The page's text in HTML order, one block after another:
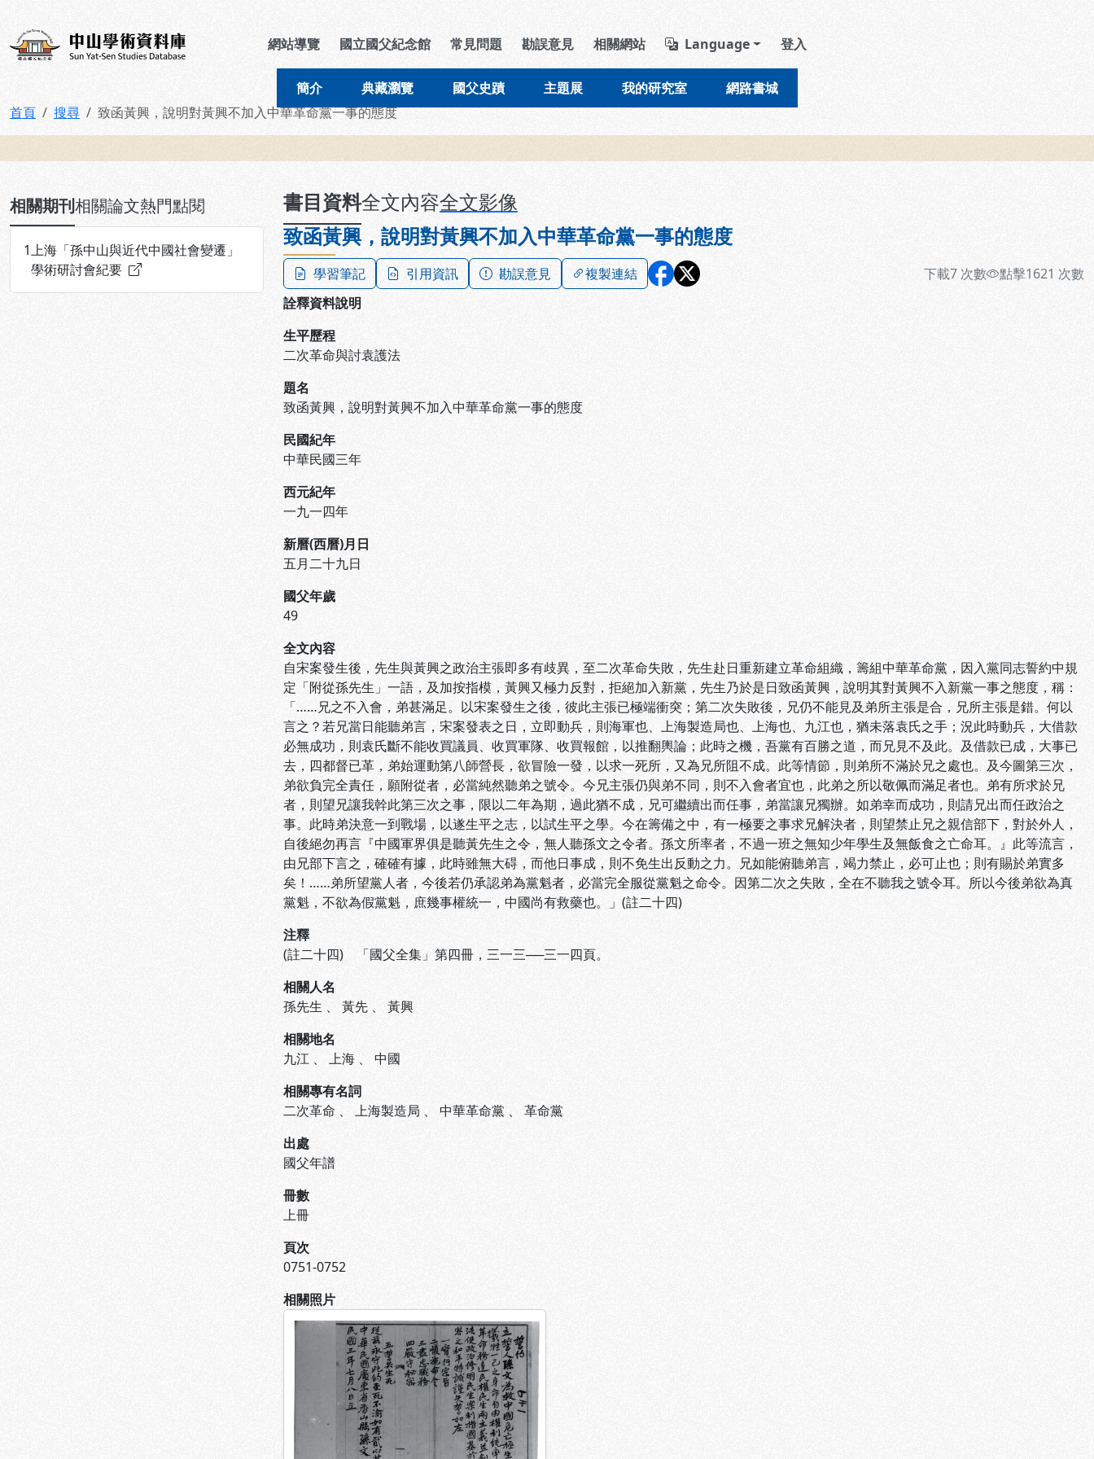
中山學術資料庫 導覽列區塊
網站導覽 國立國父紀念館 常見問題 勘誤意見 相關網站 Language 登入
簡介 典藏瀏覽 國父史蹟 主題展 我的研究室 網路書城
首頁 搜尋 致函黃興，說明對黃興不加入中華革命黨一事的態度
相關期刊相關論文熱門點閱
1上海「孫中山與近代中國社會變遷」
學術研討會紀要
書目資料全文內容全文影像
致函黃興，說明對黃興不加入中華革命黨一事的態度
學習筆記 引用資訊 勘誤意見 複製連結 下載7 次數 點擊1621 次數
詮釋資料說明
生平歷程
二次革命與討袁護法
題名
致函黃興，說明對黃興不加入中華革命黨一事的態度
民國紀年
中華民國三年
西元紀年
一九一四年
新曆(西曆)月日
五月二十九日
國父年歲
49
全文內容
自宋案發生後，先生與黃興之政治主張即多有歧異，至二次革命失敗，先生赴日重新建立革命組織，籌組中華革命黨，因入黨同志誓約中規
定「附從孫先生」一語，及加按指模，黃興又極力反對，拒絕加入新黨，先生乃於是日致函黃興，說明其對黃興不入新黨一事之態度，稱：
「……兄之不入會，弟甚滿足。以宋案發生之後，彼此主張已極端衝突；第二次失敗後，兄仍不能見及弟所主張是合，兄所主張是錯。何以
言之？若兄當日能聽弟言，宋案發表之日，立即動兵，則海軍也、上海製造局也、上海也、九江也，猶未落袁氏之手；況此時動兵，大借款
必無成功，則袁氏斷不能收買議員、收買軍隊、收買報館，以推翻輿論；此時之機，吾黨有百勝之道，而兄見不及此。及借款已成，大事已
去，四都督已革，弟始運動第八師營長，欲冒險一發，以求一死所，又為兄所阻不成。此等情節，則弟所不滿於兄之處也。及今圖第三次，
弟欲負完全責任，願附從者，必當純然聽弟之號令。今兄主張仍與弟不同，則不入會者宜也，此弟之所以敬佩而滿足者也。弟有所求於兄
者，則望兄讓我幹此第三次之事，限以二年為期，過此猶不成，兄可繼續出而任事，弟當讓兄獨辦。如弟幸而成功，則請兄出而任政治之
事。此時弟決意一到戰場，以遂生平之志，以試生平之學。今在籌備之中，有一極要之事求兄解決者，則望禁止兄之親信部下，對於外人，
自後絕勿再言『中國軍界俱是聽黃先生之令，無人聽孫文之令者。孫文所率者，不過一班之無知少年學生及無飯食之亡命耳。』此等流言，
由兄部下言之，確確有據，此時雖無大碍，而他日事成，則不免生出反動之力。兄如能俯聽弟言，竭力禁止，必可止也；則有賜於弟實多
矣！……弟所望黨人者，今後若仍承認弟為黨魁者，必當完全服從黨魁之命令。因第二次之失敗，全在不聽我之號令耳。所以今後弟欲為真
黨魁，不欲為假黨魁，庶幾事權統一，中國尚有救藥也。」(註二十四)
注釋
(註二十四) 「國父全集」第四冊，三一三──三一四頁。
相關人名
孫先生 、 黃先 、 黃興
相關地名
九江 、 上海 、 中國
相關專有名詞
二次革命 、 上海製造局 、 中華革命黨 、 革命黨
出處
國父年譜
冊數
上冊
頁次
0751-0752
相關照片